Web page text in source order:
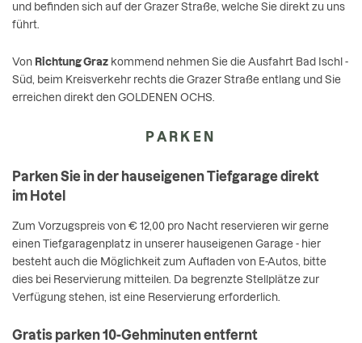
und befinden sich auf der Grazer Straße, welche Sie direkt zu uns
führt.
Von Richtung Graz kommend nehmen Sie die Ausfahrt Bad Ischl -
Süd, beim Kreisverkehr rechts die Grazer Straße entlang und Sie
erreichen direkt den GOLDENEN OCHS.
PARKEN
Parken Sie in der hauseigenen Tiefgarage direkt
im Hotel
Zum Vorzugspreis von € 12,00 pro Nacht reservieren wir gerne
einen Tiefgaragenplatz in unserer hauseigenen Garage - hier
besteht auch die Möglichkeit zum Aufladen von E-Autos, bitte
dies bei Reservierung mitteilen. Da begrenzte Stellplätze zur
Verfügung stehen, ist eine Reservierung erforderlich.
Gratis parken 10-Gehminuten entfernt